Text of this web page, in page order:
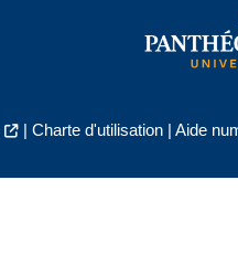
| Charte d'utilisation| Aide